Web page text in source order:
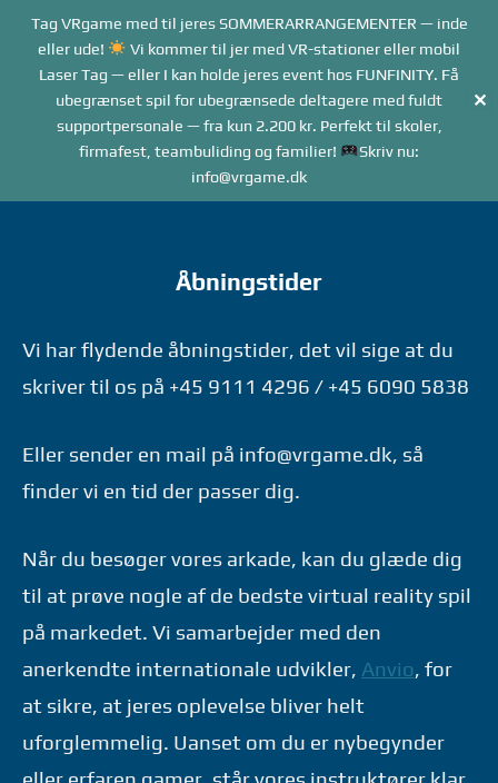
Tag VRgame med til jeres SOMMERARRANGEMENTER — inde
eller ude!
Vi kommer til jer med VR-stationer eller mobil
Laser Tag — eller I kan holde jeres event hos FUNFINITY. Få
ubegrænset spil for ubegrænsede deltagere med fuldt
supportpersonale — fra kun 2.200 kr. Perfekt til skoler,
firmafest, teambuliding og familier!
Skriv nu:
info@vrgame.dk
✕
Menu
Åbningstider
Vi har flydende åbningstider, det vil sige at du
skriver til os på +45 9111 4296 / +45 6090 5838
Eller sender en mail på info@vrgame.dk, så
finder vi en tid der passer dig.
Når du besøger vores arkade, kan du glæde dig
til at prøve nogle af de bedste virtual reality spil
på markedet. Vi samarbejder med den
anerkendte internationale udvikler, Anvio, for
at sikre, at jeres oplevelse bliver helt
uforglemmelig. Uanset om du er nybegynder